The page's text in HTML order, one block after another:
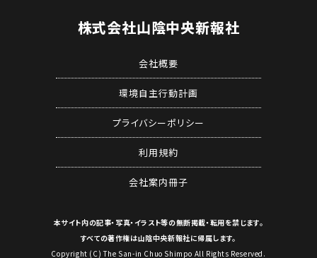
株式会社山陰中央新報社
会社概要
環境自主行動計画
プライバシーポリシー
利用規約
会社案内冊子
本サイト内の記事・写真・イラスト等の無断掲載・転用を禁じます。
すべての著作権は山陰中央新報社に帰属します。
Copyright (C) The San-in Chuo Shimpo All Rights Reserved.